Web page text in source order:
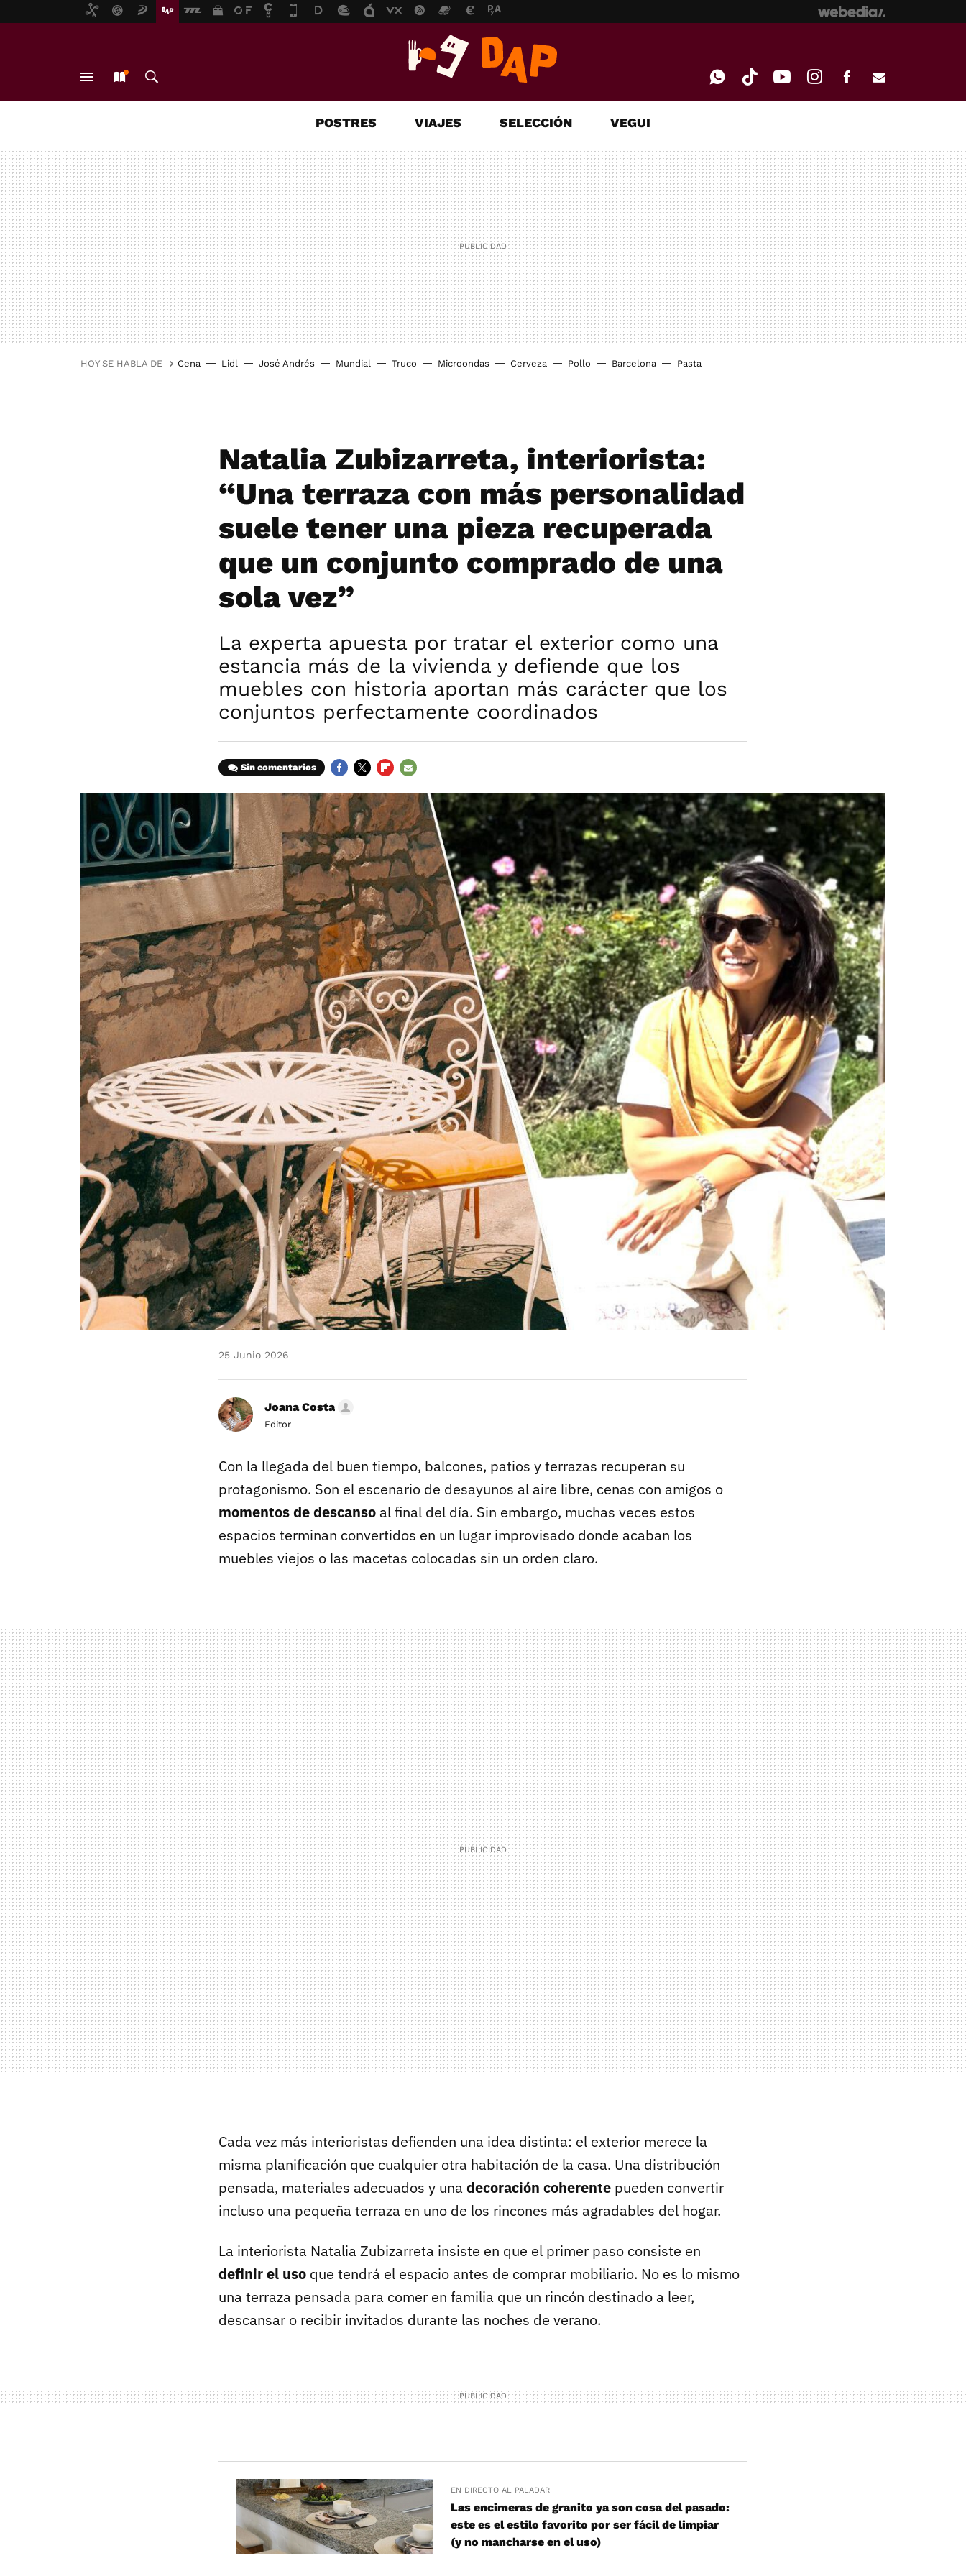
MAIL
POSTRES VIAJES SELECCIÓN VEGUI
HOY SE HABLA DE Cena Lidl José Andrés Mundial Truco Microondas Cerveza Pollo Barcelona Pasta
Natalia Zubizarreta, interiorista:
“Una terraza con más personalidad
suele tener una pieza recuperada
que un conjunto comprado de una
sola vez”
La experta apuesta por tratar el exterior como una
estancia más de la vivienda y defiende que los
muebles con historia aportan más carácter que los
conjuntos perfectamente coordinados
Sin comentarios
MAIL
25 Junio 2026
Joana Costa
Editor
Con la llegada del buen tiempo, balcones, patios y terrazas recuperan su
protagonismo. Son el escenario de desayunos al aire libre, cenas con amigos o
momentos de descanso al final del día. Sin embargo, muchas veces estos
espacios terminan convertidos en un lugar improvisado donde acaban los
muebles viejos o las macetas colocadas sin un orden claro.
Cada vez más interioristas defienden una idea distinta: el exterior merece la
misma planificación que cualquier otra habitación de la casa. Una distribución
pensada, materiales adecuados y una decoración coherente pueden convertir
incluso una pequeña terraza en uno de los rincones más agradables del hogar.
La interiorista Natalia Zubizarreta insiste en que el primer paso consiste en
definir el uso que tendrá el espacio antes de comprar mobiliario. No es lo mismo
una terraza pensada para comer en familia que un rincón destinado a leer,
descansar o recibir invitados durante las noches de verano.
EN DIRECTO AL PALADAR
Las encimeras de granito ya son cosa del pasado:
este es el estilo favorito por ser fácil de limpiar
(y no mancharse en el uso)